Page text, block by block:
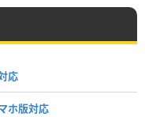
応
ホ版対応